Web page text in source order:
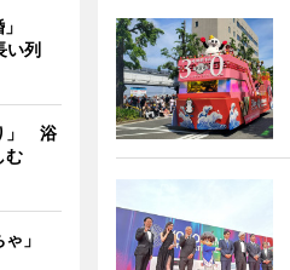
」
い列
」 浴
む
ゃ」